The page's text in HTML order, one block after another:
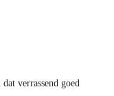
verrassend goed